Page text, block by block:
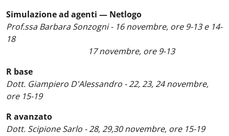
Simulazione ad agenti — Netlogo
Prof.ssa Barbara Sonzogni - 16 novembre, ore 9-13 e 14-
18
17 novembre, ore 9-13
R base
Dott. Giampiero D'Alessandro - 22, 23, 24 novembre,
ore 15-19
R avanzato
Dott. Scipione Sarlo - 28, 29,30 novembre, ore 15-19